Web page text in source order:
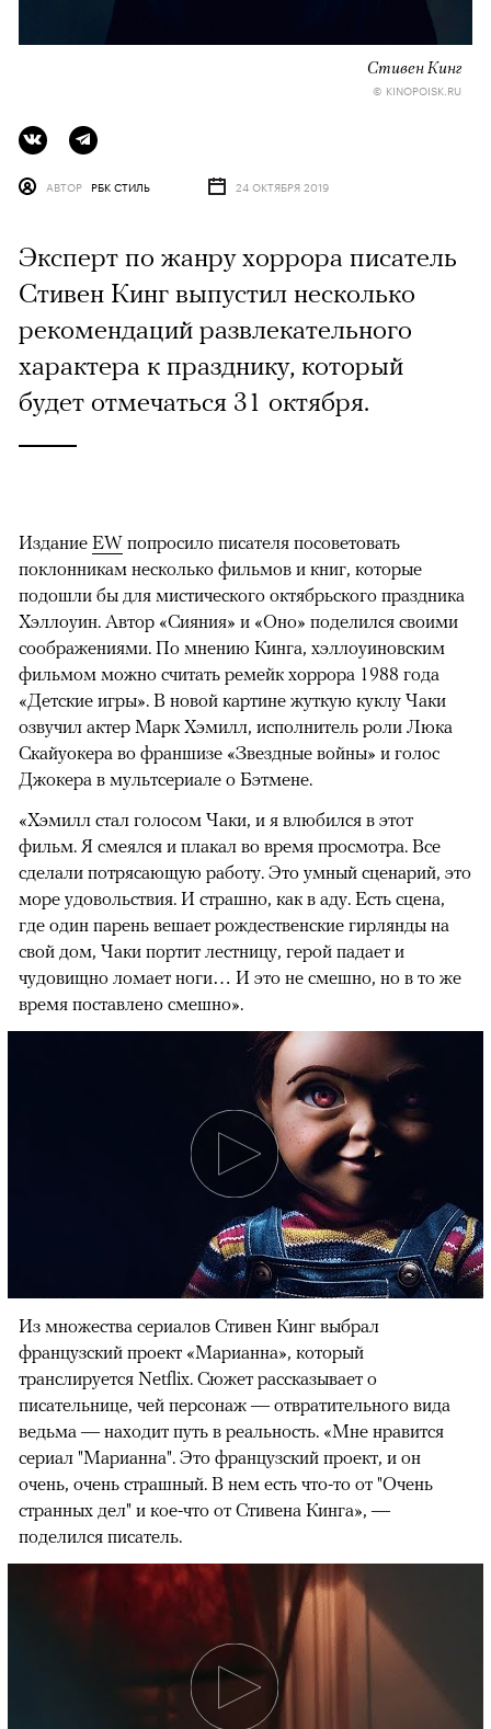
Стивен Кинг
© KINOPOISK.RU
АВТОР РБК СТИЛЬ 24 ОКТЯБРЯ 2019
Эксперт по жанру хоррора писатель
Стивен Кинг выпустил несколько
рекомендаций развлекательного
характера к празднику, который
будет отмечаться 31 октября.
Издание EW попросило писателя посоветовать
поклонникам несколько фильмов и книг, которые
подошли бы для мистического октябрьского праздника
Хэллоуин. Автор «Сияния» и «Оно» поделился своими
соображениями. По мнению Кинга, хэллоуиновским
фильмом можно считать ремейк хоррора 1988 года
«Детские игры». В новой картине жуткую куклу Чаки
озвучил актер Марк Хэмилл, исполнитель роли Люка
Скайуокера во франшизе «Звездные войны» и голос
Джокера в мультсериале о Бэтмене.
«Хэмилл стал голосом Чаки, и я влюбился в этот
фильм. Я смеялся и плакал во время просмотра. Все
сделали потрясающую работу. Это умный сценарий, это
море удовольствия. И страшно, как в аду. Есть сцена,
где один парень вешает рождественские гирлянды на
свой дом, Чаки портит лестницу, герой падает и
чудовищно ломает ноги… И это не смешно, но в то же
время поставлено смешно».
Из множества сериалов Стивен Кинг выбрал
французский проект «Марианна», который
транслируется Netflix. Сюжет рассказывает о
писательнице, чей персонаж — отвратительного вида
ведьма — находит путь в реальность. «Мне нравится
сериал "Марианна". Это французский проект, и он
очень, очень страшный. В нем есть что-то от "Очень
странных дел" и кое-что от Стивена Кинга», —
поделился писатель.